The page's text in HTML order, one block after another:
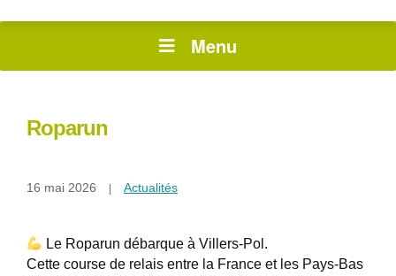
Menu
Roparun
16 mai 2026 Actualités
Le Roparun débarque à Villers-Pol.
Cette course de relais entre la France et les Pays-Bas